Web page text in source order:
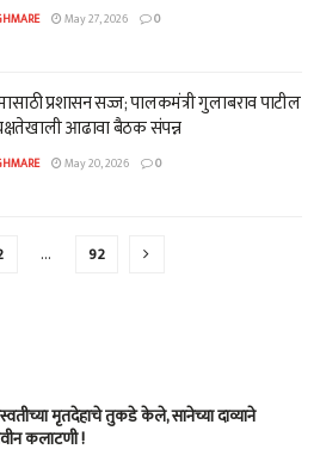
May 27, 2026 0
प्रशासन सज्ज; पालकमंत्री गुलाबराव पाटील
आढावा बैठक संपन्न
May 20, 2026 0
… 92
मृतदेहाचे तुकडे केले, सानेच्या दाव्याने
कलाटणी !